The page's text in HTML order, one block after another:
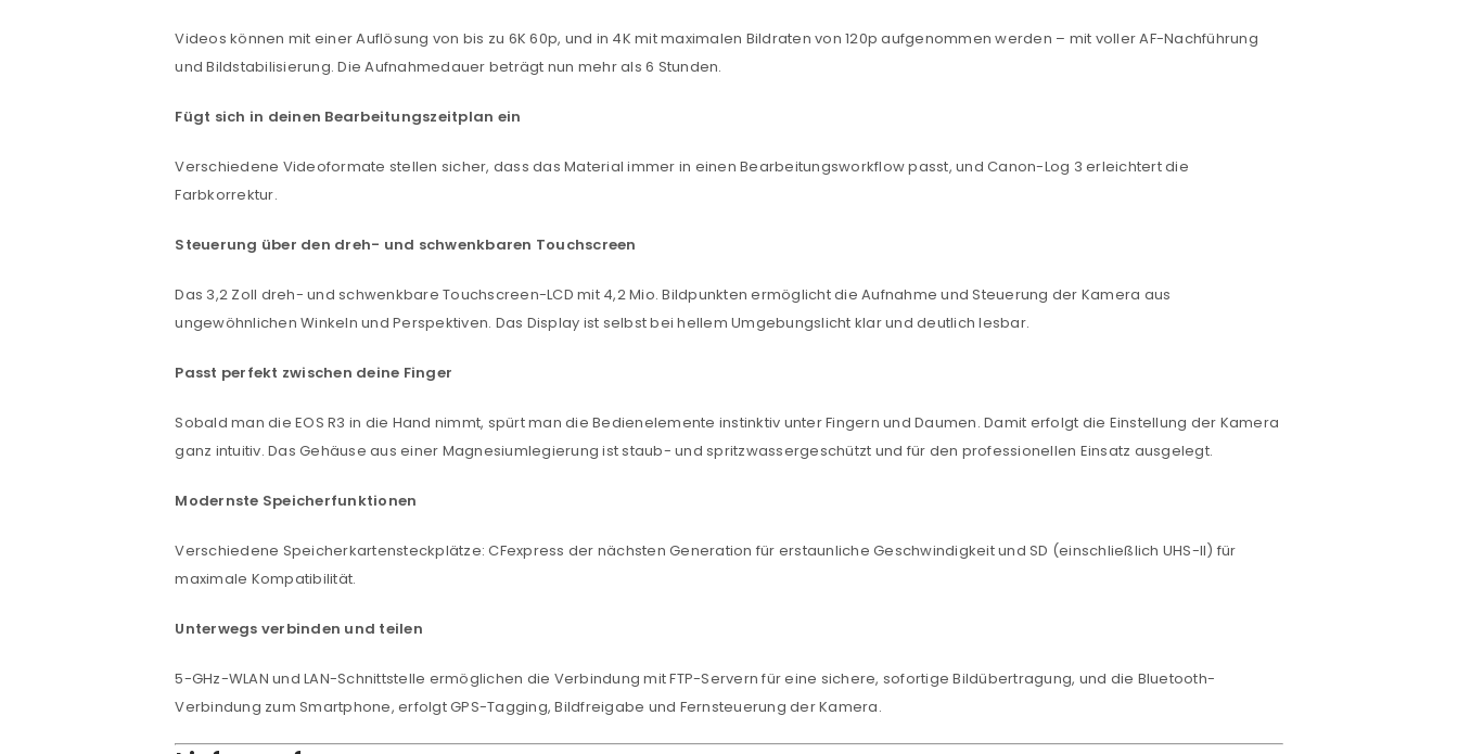
ANMELDEN
Benutzername oder E-Mail-Adresse*
Passwort
WP Captcha
REGISTRIEREN
Please select all the ways you would like to hear from us
Ja, ich möchte ein Kundenkonto eröffnen und akzeptiere die
Datenschutzerklärung. *
Videos können mit einer Auflösung von bis zu 6K 60p, und in 4K mit maximalen Bildraten von 120p aufgenommen werden – mit voller AF-Nachführung
und Bildstabilisierung. Die Aufnahmedauer beträgt nun mehr als 6 Stunden.
Fügt sich in deinen Bearbeitungszeitplan ein
Verschiedene Videoformate stellen sicher, dass das Material immer in einen Bearbeitungsworkflow passt, und Canon-Log 3 erleichtert die
Farbkorrektur.
Steuerung über den dreh- und schwenkbaren Touchscreen
Das 3,2 Zoll dreh- und schwenkbare Touchscreen-LCD mit 4,2 Mio. Bildpunkten ermöglicht die Aufnahme und Steuerung der Kamera aus
ungewöhnlichen Winkeln und Perspektiven. Das Display ist selbst bei hellem Umgebungslicht klar und deutlich lesbar.
Passt perfekt zwischen deine Finger
Sobald man die EOS R3 in die Hand nimmt, spürt man die Bedienelemente instinktiv unter Fingern und Daumen. Damit erfolgt die Einstellung der Kamera
ganz intuitiv. Das Gehäuse aus einer Magnesiumlegierung ist staub- und spritzwassergeschützt und für den professionellen Einsatz ausgelegt.
Modernste Speicherfunktionen
Verschiedene Speicherkartensteckplätze: CFexpress der nächsten Generation für erstaunliche Geschwindigkeit und SD (einschließlich UHS-II) für
maximale Kompatibilität.
Unterwegs verbinden und teilen
5-GHz-WLAN und LAN-Schnittstelle ermöglichen die Verbindung mit FTP-Servern für eine sichere, sofortige Bildübertragung, und die Bluetooth-
Verbindung zum Smartphone, erfolgt GPS-Tagging, Bildfreigabe und Fernsteuerung der Kamera.